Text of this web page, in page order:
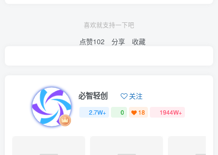
喜欢就支持一下吧
点赞102 分享 收藏
必智轻创 关注
2.7W+ 0 18 1944W+